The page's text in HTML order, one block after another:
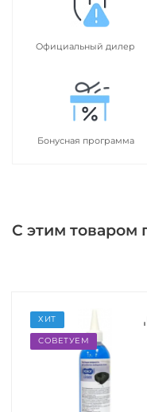
Официальный дилер
Бонусная программа
С этим товаром
ХИТ
СОВЕТУЕМ